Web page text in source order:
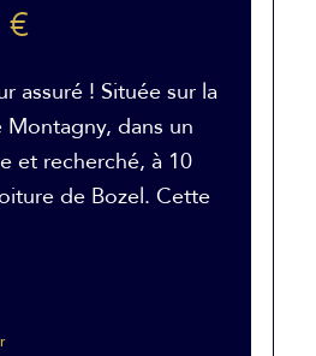
€
assuré ! Située sur la
dans un
et recherché, à 10
de Bozel. Cette